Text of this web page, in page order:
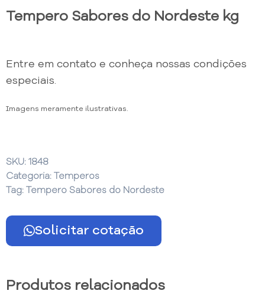
Tempero Sabores do Nordeste kg
Entre em contato e conheça nossas condições
especiais.
Imagens meramente ilustrativas.
SKU: 1848
Categoria:
Temperos
Tag:
Tempero Sabores do Nordeste
Solicitar cotação
Produtos relacionados